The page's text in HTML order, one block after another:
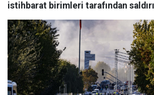
istihbarat birimleri tarafından saldırı